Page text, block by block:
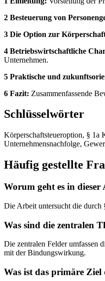
2 Besteuerung von
3 Die Option zur
4 Betriebswirtschaftliche
Unternehmen.
5 Praktische und
6 Fazit: Zusammenfassende
Schlüsselwörter
Körperschaftsteueroption, § 1a
Unternehmensnachfolge,
Häufig gestellte
Worum geht es in
Die Arbeit untersucht die durch
Was sind die zentralen
Die zentralen Felder umfassen
mit der Bindungswirkung.
Was ist das primäre Ziel